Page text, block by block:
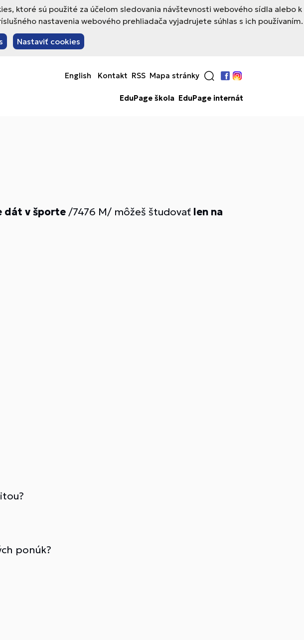
ktoré sú použité za účelom sledovania návštevnosti webového sídla alebo k
nastavenia webového prehliadača vyjadrujete súhlas s ich používaním.
Nastaviť cookies
English Kontakt RSS Mapa stránky
Facebook
Instagram
EduPage škola EduPage internát
dát v športe /7476 M/ môžeš študovať len na
ponúk?